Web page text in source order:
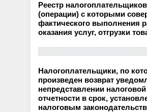
Реестр
(операции) с которыми
фактического выполнения
оказания услуг, отгрузки
Налогоплательщики, по
произведен возврат
непредставлении налоговой
отчетности в срок,
налоговым